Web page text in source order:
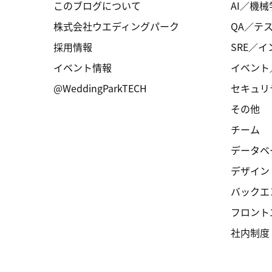
AI／機械
QA／テ
SRE／
イベン
セキュ
その他
チーム
データ
デザイン
バック
フロン
社内制度
このブログについて
株式会社ウエディングパーク
採用情報
イベント情報
@WeddingParkTECH